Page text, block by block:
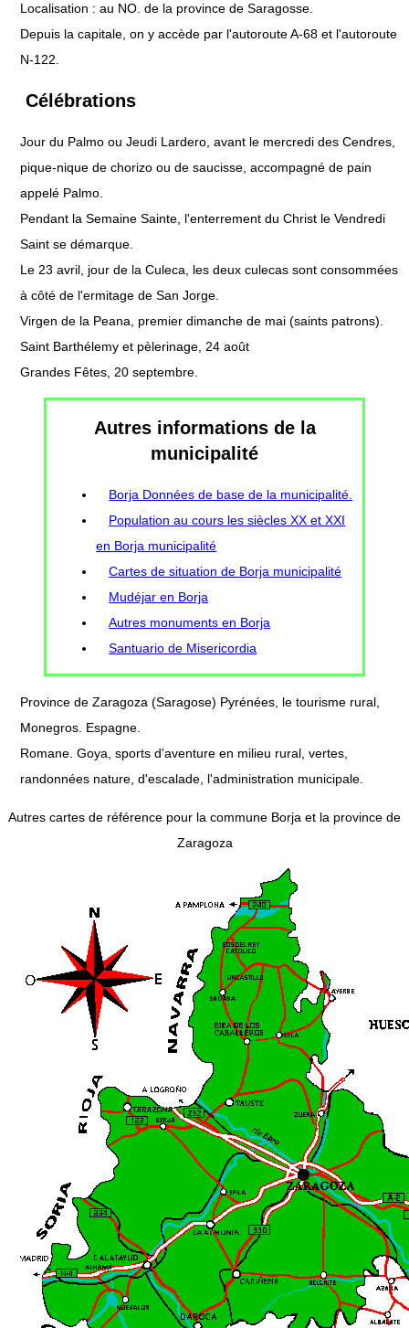
Localisation : au NO. de la province de Saragosse.
Depuis la capitale, on y accède par l'autoroute A-68 et l'autoroute
N-122.
Célébrations
Jour du Palmo ou Jeudi Lardero, avant le mercredi des Cendres,
pique-nique de chorizo ​​​​ou de saucisse, accompagné de pain
appelé Palmo.
Pendant la Semaine Sainte, l'enterrement du Christ le Vendredi
Saint se démarque.
Le 23 avril, jour de la Culeca, les deux culecas sont consommées
à côté de l'ermitage de San Jorge.
Virgen de la Peana, premier dimanche de mai (saints patrons).
Saint Barthélemy et pèlerinage, 24 août
Grandes Fêtes, 20 septembre.
Autres informations de la
municipalité
Borja Données de base de la municipalité.
Population au cours les siècles XX et XXI
en Borja municipalité
Cartes de situation de Borja municipalité
Mudéjar en Borja
Autres monuments en Borja
Santuario de Misericordia
Province de Zaragoza (Saragose) Pyrénées, le tourisme rural,
Monegros. Espagne.
Romane. Goya, sports d'aventure en milieu rural, vertes,
randonnées nature, d'escalade, l'administration municipale.
Autres cartes de référence pour la commune Borja et la province de
Zaragoza